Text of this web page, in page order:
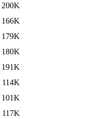
200K
166K
179K
180K
191K
114K
101K
117K